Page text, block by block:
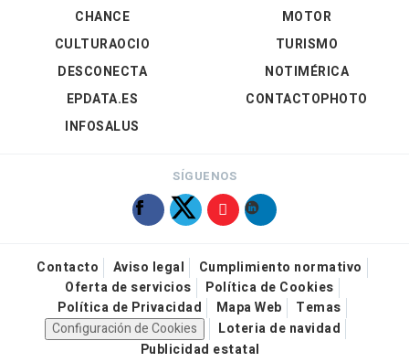
CHANCE
CULTURAOCIO
DESCONECTA
EPDATA.ES
INFOSALUS
MOTOR
TURISMO
NOTIMÉRICA
CONTACTOPHOTO
SÍGUENOS
Contacto Aviso legal
Cumplimiento normativo
Oferta de servicios
Política de Cookies
Política de Privacidad
Mapa Web
Temas
Configuración de Cookies
Loteria de navidad
Publicidad estatal